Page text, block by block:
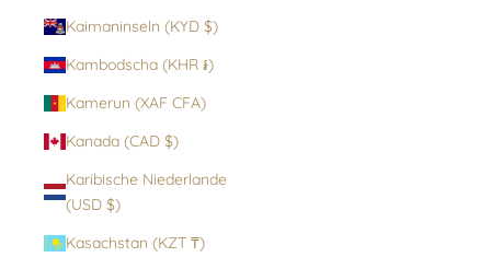
Kaimaninseln (KYD $)
Kambodscha (KHR ៛)
Kamerun (XAF CFA)
Kanada (CAD $)
Karibische Niederlande
(USD $)
Kasachstan (KZT ₸)